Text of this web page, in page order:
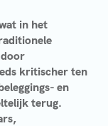
in het
kritischer ten
en
terug.